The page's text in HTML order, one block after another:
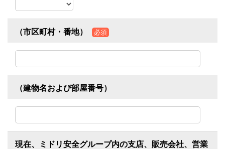
（市区町村・番地） 必須
（建物名および部屋番号）
現在、ミドリ安全グループ内の支店、販売会社、営業